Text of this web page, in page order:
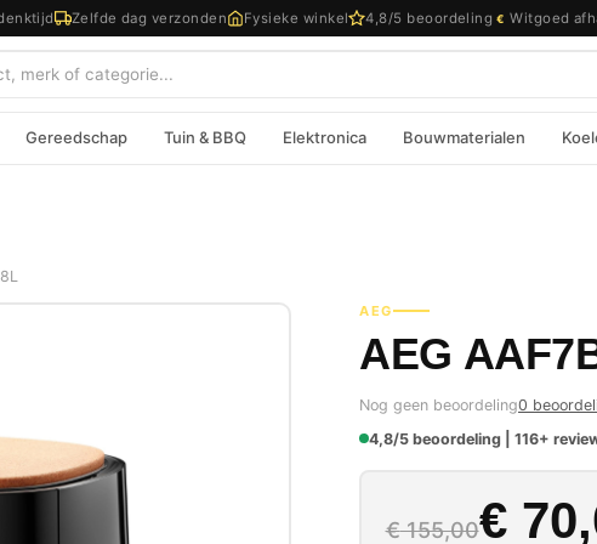
Zelfde dag verzonden Fysieke winkel 4,8/5 beoordeling € Witgoed
Gereedschap Tuin & BBQ Elektronica Bouwmaterialen
AEG
AEG
Nog geen beoordeling0
4,8/5 beoordeling | 116+
€155,00€
Huidige